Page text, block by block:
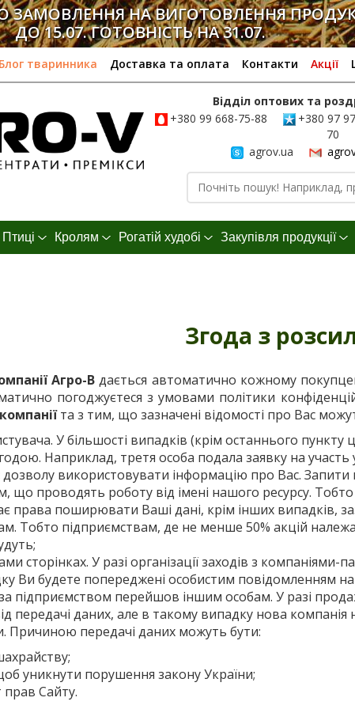
НА ВИГОТОВЛЕННЯ
ДО 15.07. ГОТОВНІСТЬ НА 31.07.
Блог тваринника Доставка та оплата Контакти Акції
Відділ оптових та
+380 99 668-75-88
+380 97
70
agrov.ua
Птиці Кролям Рогатій худобі Закупівля продукції
Згода з
Агро-В дається автоматично кожному
погоджуєтеся з умовами політики
та з тим, що зазначені відомості про Вас
У більшості випадків (крім останнього
Наприклад, третя особа подала заявку на участь
використовувати інформацію про Вас.
що проводять роботу від імені нашого ресурсу.
права поширювати Ваші дані, крім інших випадків,
Тобто підприємствам, де не менше 50% акцій
сторінках. У разі організації заходів з
Ви будете попереджені особистим повідомленням
підприємством перейшов іншим особам. У разі
передачі даних, але в такому випадку нова
Причиною передачі даних можуть бути:
уникнути порушення закону України;
прав Сайту.